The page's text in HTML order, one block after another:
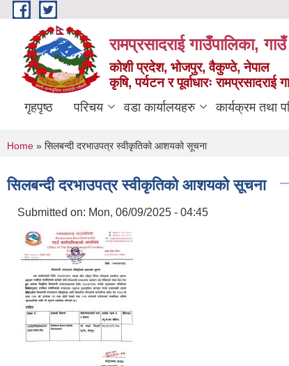
Skip to main content
रामप्रसादराई गाउँपालिका,
कोशी प्रदेश, भोजपुर, वैकुण्ठे, नेपाल
कृषि, पर्यटन र पूर्वाधारः रामप्रसादराई
गृहपृष्ठ परिचय वडा कार्यालयहरु कार्यक्रम तथा
You are here
Home » सिलबन्दी दरभाउपत्र स्वीकृतिको आशयको सूचना
सिलबन्दी दरभाउपत्र स्वीकृतिको आशयको सूचना
Submitted on: Mon, 06/09/2025 - 04:45